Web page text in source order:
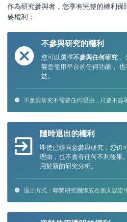
作為研究參與者，您享有完整的權利
要權利：
不參與研究的權利
您可以選擇不參與任何研究
響您使用平台的任何功能，
益。
不參與研究不需要任何理由，只要不簽
隨時退出的權利
即使已經同意參與研究，您仍
理由，也不會有任何不利後果
用於新的研究分析。
退出方式：聯繫研究團隊或在個人設定